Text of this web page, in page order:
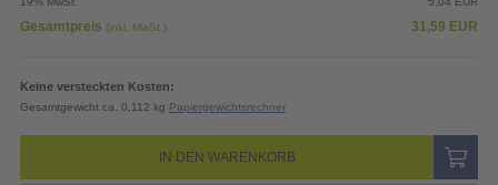
Gesamtpreis (inkl. MwSt.) 31,59 EUR
Keine versteckten Kosten:
Gesamtgewicht ca. 0,112 kg Papiergewichtsrechner
IN DEN WARENKORB